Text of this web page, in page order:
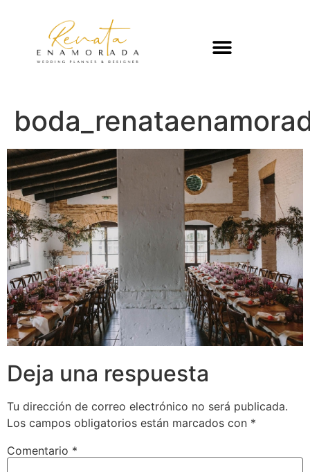
Deja una respuesta
Tu dirección de correo electrónico no será publicada.
Los campos obligatorios están marcados con *
Comentario *